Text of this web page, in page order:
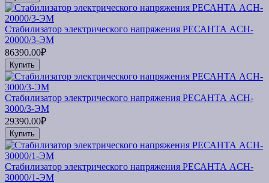
Стабилизатор электрического напряжения РЕСАНТА ACH-
20000/3-ЭМ
86390.00₽
Купить
Стабилизатор электрического напряжения РЕСАНТА ACH-
3000/3-ЭМ
29390.00₽
Купить
Стабилизатор электрического напряжения РЕСАНТА ACH-
30000/1-ЭМ